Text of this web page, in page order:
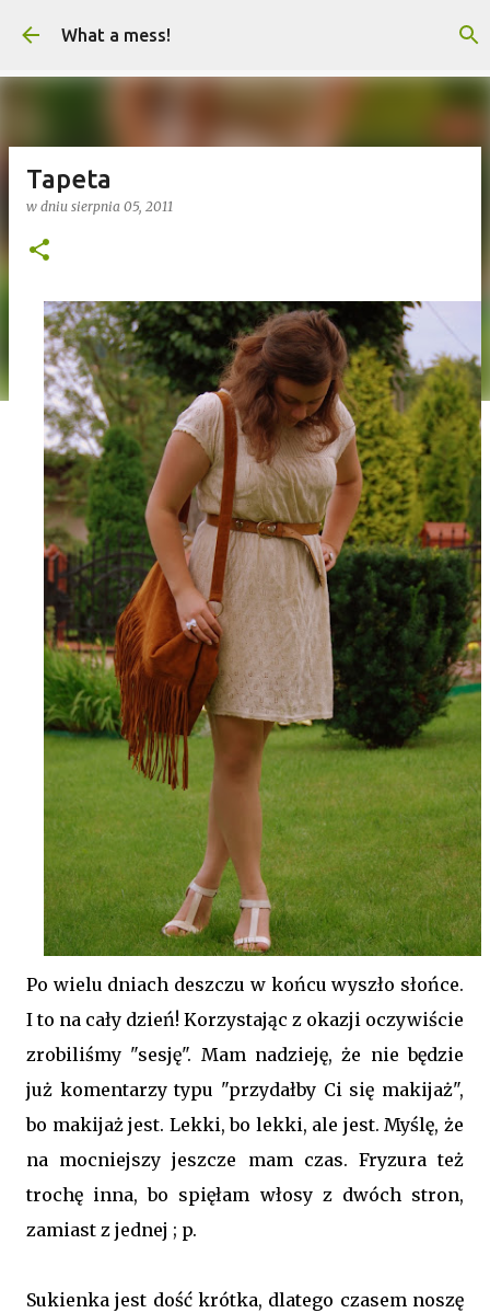
Przejdź do głównej zawartości
What a mess!
Tapeta
w dniu sierpnia 05, 2011
Po wielu dniach deszczu w końcu wyszło słońce.
I to na cały dzień! Korzystając z okazji oczywiście
zrobiliśmy "sesję". Mam nadzieję, że nie będzie
już komentarzy typu "przydałby Ci się makijaż",
bo makijaż jest. Lekki, bo lekki, ale jest. Myślę, że
na mocniejszy jeszcze mam czas. Fryzura też
trochę inna, bo spięłam włosy z dwóch stron,
zamiast z jednej ; p.
Sukienka jest dość krótka, dlatego czasem noszę